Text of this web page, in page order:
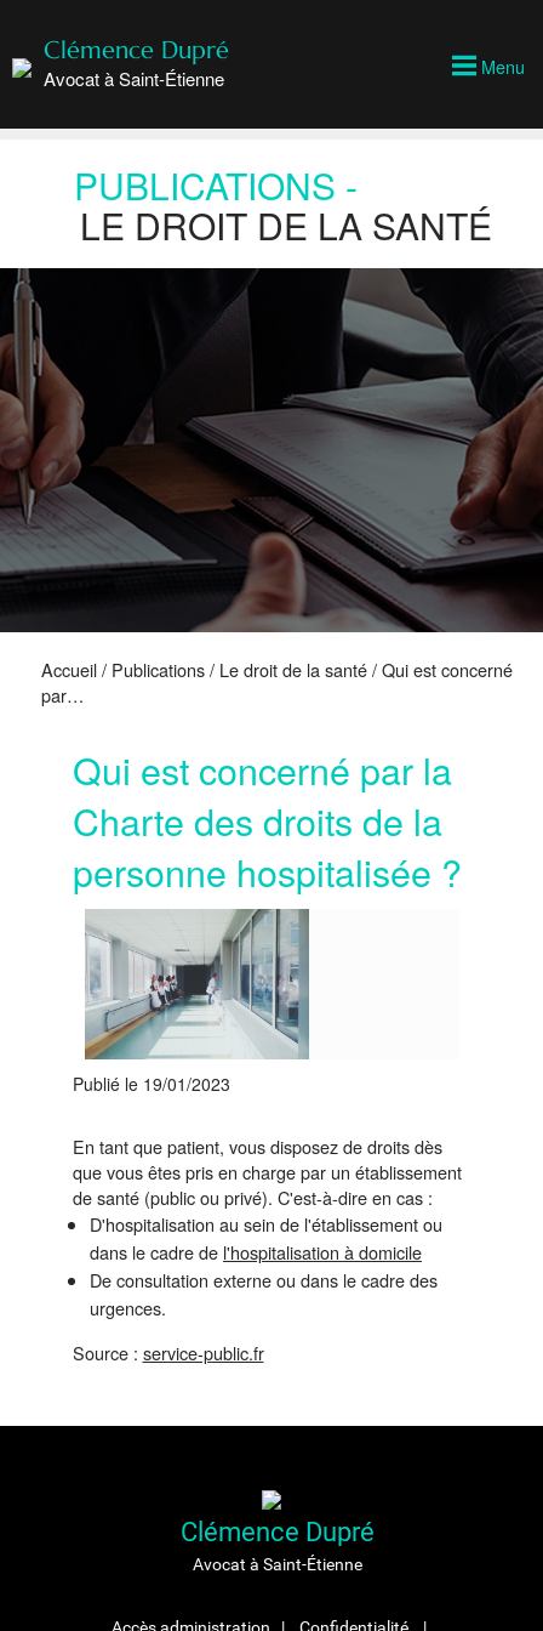
Menu
Clémence Dupré
Avocat à Saint-Étienne
PUBLICATIONS -
LE DROIT DE LA SANTÉ
Accueil / Publications/ Le droit de la santé/Qui est concerné
par…
Qui est concerné par la
Charte des droits de la
personne hospitalisée ?
Publié le 19/01/2023
En tant que patient, vous disposez de droits dès
que vous êtes pris en charge par un établissement
de santé (public ou privé). C'est-à-dire en cas :
D'hospitalisation au sein de l'établissement ou
dans le cadre de l'hospitalisation à domicile
De consultation externe ou dans le cadre des
urgences.
Source : service-public.fr
Clémence Dupré
Avocat à Saint-Étienne